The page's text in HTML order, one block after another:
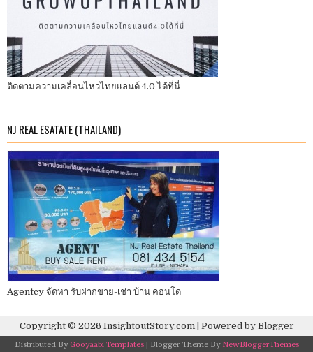
ติดตามความเคลื่อนไหวไทยแลนด์ 4.0 ได้ที่นี่
NJ REAL ESATATE (THAILAND)
Agentcy จัดหา รับฝากขาย-เช่า บ้าน คอนโด
Copyright © 2026 InsightoutStory.com| Powered by Blogger
Distributed By Gooyaabi Templates| Blogger Theme By NewBloggerThemes